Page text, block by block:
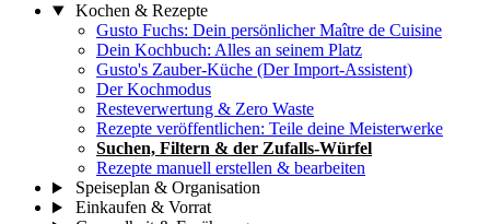
Kochen & Rezepte
Gusto Fuchs: Dein persönlicher Maître de Cuisine
Dein Kochbuch: Alles an seinem Platz
Gusto's Zauber-Küche (Der Import-Assistent)
Der Kochmodus
Resteverwertung & Zero Waste
Rezepte veröffentlichen: Teile deine Meisterwerke
Suchen, Filtern & der Zufalls-Würfel
Rezepte manuell erstellen & bearbeiten
Speiseplan & Organisation
Einkaufen & Vorrat